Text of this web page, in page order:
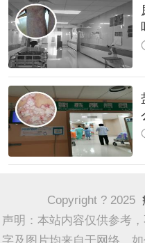
Copyright ? 2025
声明：本站内容仅供参考